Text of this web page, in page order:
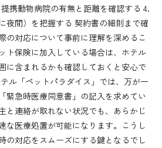
携動物病院の有無と距離を確認する 4.
夜間）を把握する 契約書の細則まで確
の対応について事前に理解を深めるこ
ト保険に加入している場合は、ホテル
に含まれるかも確認しておくと安心で
ル「ペットパラダイス」では、万が一
緊急時医療同意書」の記入を求めてい
と連絡が取れない状況でも、あらかじ
な医療処置が可能になります。こうし
の対応をスムーズにする鍵となるでし